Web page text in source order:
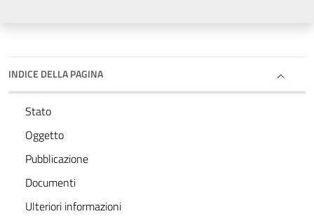
INDICE DELLA PAGINA
Stato
Oggetto
Pubblicazione
Documenti
Ulteriori informazioni